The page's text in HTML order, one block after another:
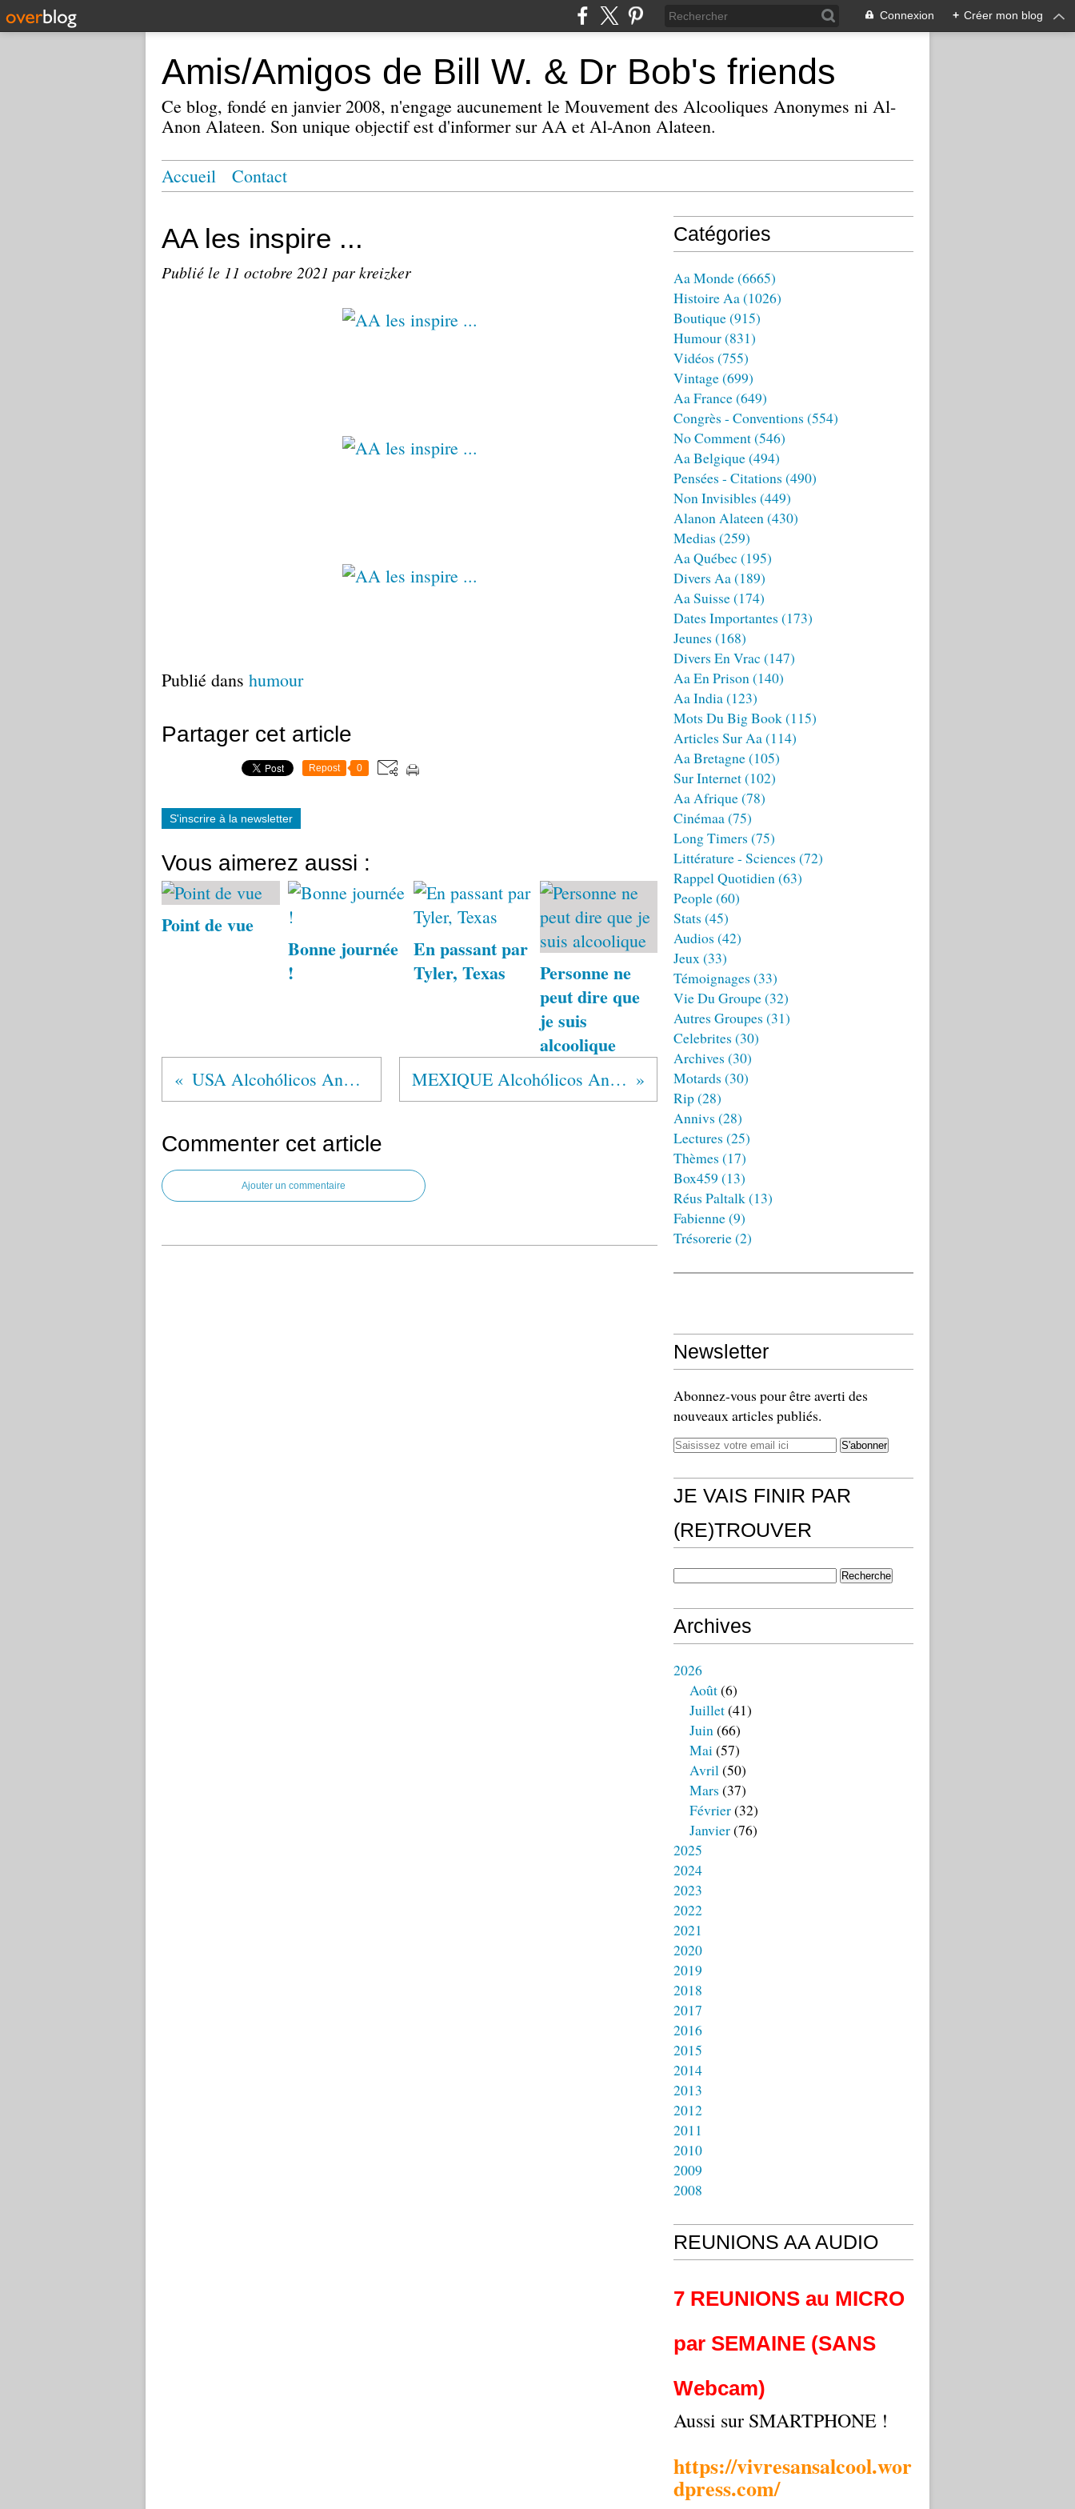
Connexion + Créer mon blog
Amis/Amigos de Bill W. & Dr Bob's friends
Ce blog, fondé en janvier 2008, n'engage aucunement le Mouvement des Alcooliques Anonymes ni Al-
Anon Alateen. Son unique objectif est d'informer sur AA et Al-Anon Alateen.
Accueil Contact
AA les inspire ...
Publié le 11 octobre 2021 par kreizker
Publié dans humour
Partager cet article
Repost 0
S'inscrire à la newsletter
Vous aimerez aussi :
Point de vue
Bonne journée
!
En passant par
Tyler, Texas
Personne ne
peut dire que
je suis
alcoolique
USA Alcohólicos Anónimos® MEXIQUE Alcohólicos Anónimos®
Commenter cet article
Ajouter un commentaire
Catégories
Aa Monde(6665)
Histoire Aa(1026)
Boutique(915)
Humour(831)
Vidéos (755)
Vintage(699)
Aa France(649)
Congrès - Conventions (554)
No Comment(546)
Aa Belgique(494)
Pensées - Citations (490)
Non Invisibles (449)
Alanon Alateen(430)
Medias (259)
Aa Québec (195)
Divers Aa(189)
Aa Suisse(174)
Dates Importantes (173)
Jeunes (168)
Divers En Vrac (147)
Aa En Prison(140)
Aa India(123)
Mots Du Big Book(115)
Articles Sur Aa(114)
Aa Bretagne(105)
Sur Internet(102)
Aa Afrique(78)
Cinémaa(75)
Long Timers (75)
Littérature - Sciences (72)
Rappel Quotidien(63)
People(60)
Stats (45)
Audios (42)
Jeux(33)
Témoignages (33)
Vie Du Groupe(32)
Autres Groupes (31)
Celebrites (30)
Archives (30)
Motards (30)
Rip(28)
Annivs (28)
Lectures (25)
Thèmes (17)
Box459 (13)
Réus Paltalk(13)
Fabienne(9)
Trésorerie(2)
Newsletter
Abonnez-vous pour être averti des
nouveaux articles publiés.
JE VAIS FINIR PAR
(RE)TROUVER
Archives
2026
Août(6)
Juillet(41)
Juin(66)
Mai(57)
Avril(50)
Mars (37)
Février(32)
Janvier(76)
2025
2024
2023
2022
2021
2020
2019
2018
2017
2016
2015
2014
2013
2012
2011
2010
2009
2008
REUNIONS AA AUDIO
7 REUNIONS au MICRO
par SEMAINE (SANS
Webcam)
Aussi sur SMARTPHONE !
https://vivresansalcool.wor
dpress.com/